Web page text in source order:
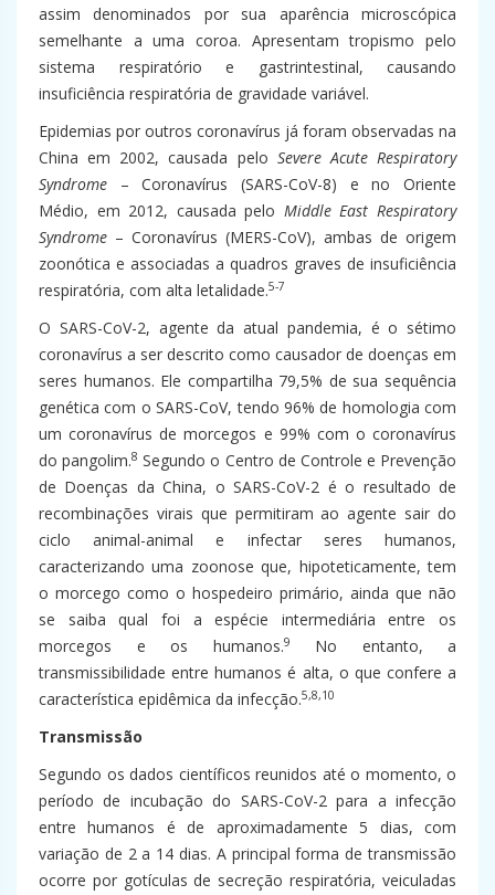
assim denominados por sua aparência microscópica
semelhante a uma coroa. Apresentam tropismo pelo
sistema respiratório e gastrintestinal, causando
insuficiência respiratória de gravidade variável.
Epidemias por outros coronavírus já foram observadas na
China em 2002, causada pelo Severe Acute Respiratory
Syndrome – Coronavírus (SARS-CoV-8) e no Oriente
Médio, em 2012, causada pelo Middle East Respiratory
Syndrome – Coronavírus (MERS-CoV), ambas de origem
zoonótica e associadas a quadros graves de insuficiência
respiratória, com alta letalidade.5-7
O SARS-CoV-2, agente da atual pandemia, é o sétimo
coronavírus a ser descrito como causador de doenças em
seres humanos. Ele compartilha 79,5% de sua sequência
genética com o SARS-CoV, tendo 96% de homologia com
um coronavírus de morcegos e 99% com o coronavírus
do pangolim.8 Segundo o Centro de Controle e Prevenção
de Doenças da China, o SARS-CoV-2 é o resultado de
recombinações virais que permitiram ao agente sair do
ciclo animal-animal e infectar seres humanos,
caracterizando uma zoonose que, hipoteticamente, tem
o morcego como o hospedeiro primário, ainda que não
se saiba qual foi a espécie intermediária entre os
morcegos e os humanos.9
No entanto, a
transmissibilidade entre humanos é alta, o que confere a
característica epidêmica da infecção.5,8,10
Transmissão
Segundo os dados científicos reunidos até o momento, o
período de incubação do SARS-CoV-2 para a infecção
entre humanos é de aproximadamente 5 dias, com
variação de 2 a 14 dias. A principal forma de transmissão
ocorre por gotículas de secreção respiratória, veiculadas